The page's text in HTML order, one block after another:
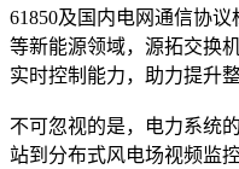
61850及国内电网通信协
等新能源领域，源拓交换
实时控制能力，助力提升
不可忽视的是，电力系统
站到分布式风电场视频监